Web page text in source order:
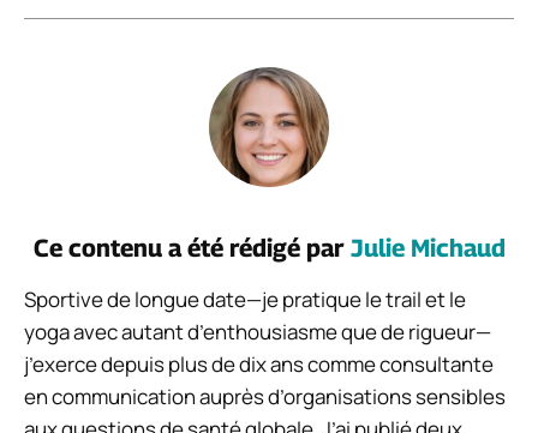
Ce contenu a été rédigé par Julie Michaud
Sportive de longue date—je pratique le trail et le
yoga avec autant d’enthousiasme que de rigueur—
j’exerce depuis plus de dix ans comme consultante
en communication auprès d’organisations sensibles